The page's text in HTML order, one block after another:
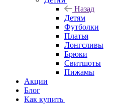
Назад
Детям
Футболки
Платья
Лонгсливы
Брюки
Свитшоты
Пижамы
Акции
Блог
Как купить